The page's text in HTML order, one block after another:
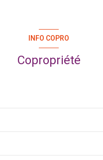
INFO COPRO
Copropriété